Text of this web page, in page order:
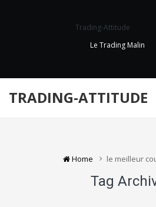
Trading-Attitude
Le Trading Malin
TRADING-ATTITUDE
Home le meilleur
Tag